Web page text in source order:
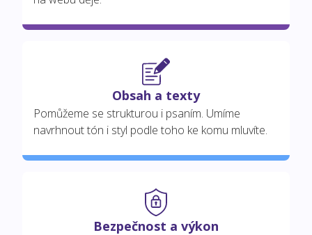
Obsah a texty
Pomůžeme se strukturou i psaním. Umíme
navrhnout tón i styl podle toho ke komu mluvíte.
Bezpečnost a výkon